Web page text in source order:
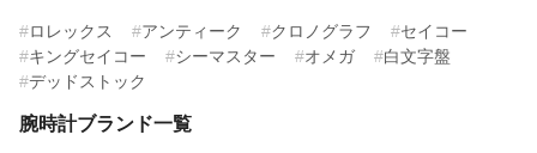
ロレックス アンティーク クロノグラフ
セイコー
キングセイコー
シーマスター オメガ
白文字盤
デッドストック
腕時計ブランド一覧